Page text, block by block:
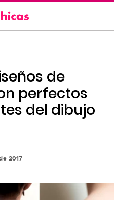
de
perfectos
del dibujo
2017